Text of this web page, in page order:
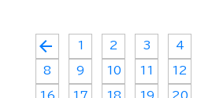
arrow_back 1 2 3 4
8 9 10 11 12
16 17 18 19 20